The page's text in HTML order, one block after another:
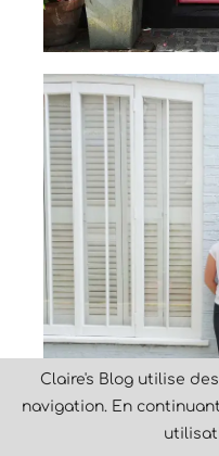
Claire's Blog utilise
navigation. En